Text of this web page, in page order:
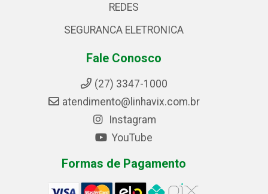
REDES
SEGURANCA ELETRONICA
Fale Conosco
(27) 3347-1000
atendimento@linhavix.com.br
Instagram
YouTube
Formas de Pagamento